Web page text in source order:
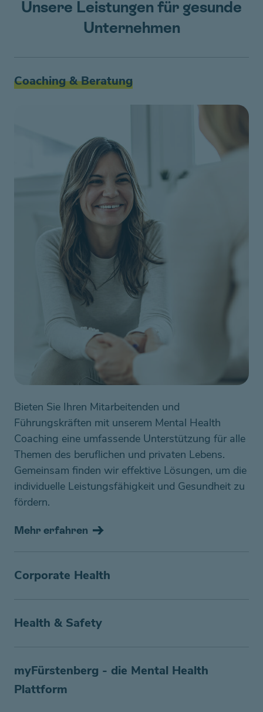
Unsere Leistungen für gesunde
Unternehmen
Coaching & Beratung
Bieten Sie Ihren Mitarbeitenden und
Führungskräften mit unserem Mental Health
Coaching eine umfassende Unterstützung für alle
Themen des beruflichen und privaten Lebens.
Gemeinsam finden wir effektive Lösungen, um die
individuelle Leistungsfähigkeit und Gesundheit zu
fördern.
Mehr erfahren
Corporate Health
Health & Safety
myFürstenberg - die Mental Health
Plattform